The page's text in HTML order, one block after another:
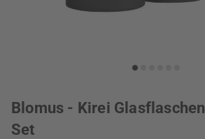
Blomus - Kirei Glasflaschen
Set